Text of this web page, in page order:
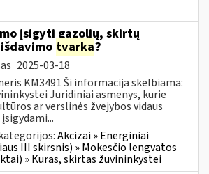
įsigyti gazolių, skirtų
tvarka?
2025-03-18
KM3491 Ši informacija skelbiama:
Juridiniai asmenys, kurie
ar verslinės žvejybos vidaus
Akcizai » Energiniai
III skirsnis) » Mokesčio lengvatos
» Kuras, skirtas žuvininkystei